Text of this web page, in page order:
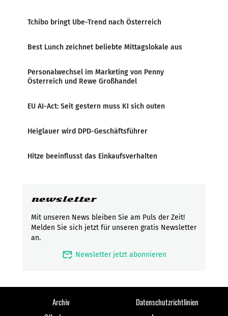
Tchibo bringt Ube-Trend nach Österreich
Best Lunch zeichnet beliebte Mittagslokale aus
Personalwechsel im Marketing von Penny
Österreich und Rewe Großhandel
EU AI-Act: Seit gestern muss KI sich outen
Heiglauer wird DPD-Geschäftsführer
Hitze beeinflusst das Einkaufsverhalten
newsletter
Mit unseren News bleiben Sie am Puls der Zeit!
Melden Sie sich jetzt für unseren gratis Newsletter
an.
mark_email_read Newsletter jetzt abonnieren
Archiv
Datenschutzrichtlinien